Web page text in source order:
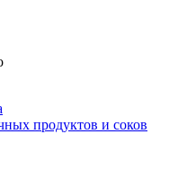
продуктов и соков